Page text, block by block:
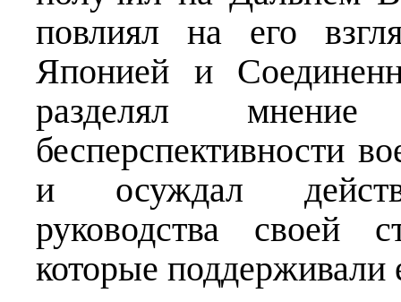
повлиял на его
Японией и
разделял
бесперспективности
и осуждал
руководства своей
которые поддерживали